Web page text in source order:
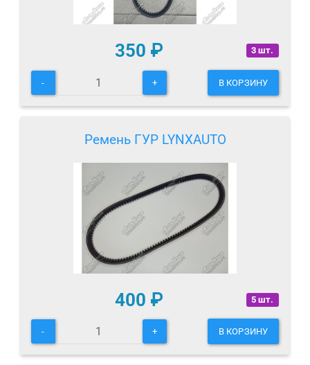
3 шт.
350 ₽
- + В КОРЗИНУ
Ремень ГУР LYNXAUTO
5 шт.
400 ₽
- + В КОРЗИНУ